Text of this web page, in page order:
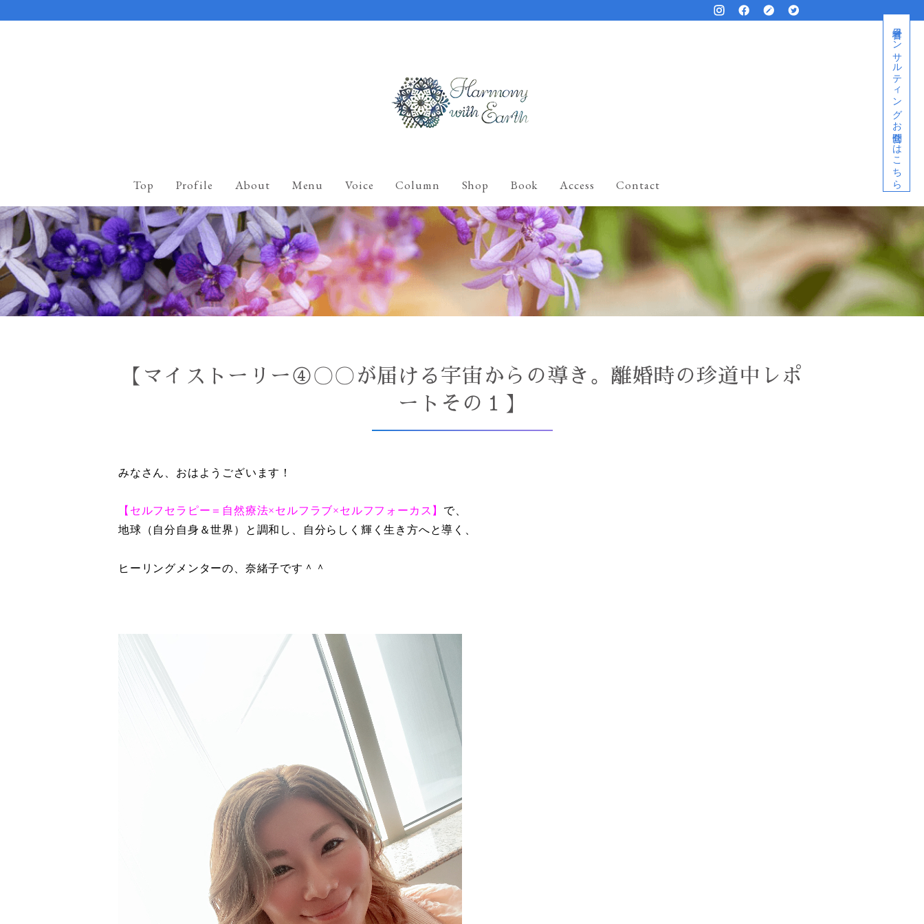
経営者コンサルティングお問合せはこちら
Top Profile About Menu Voice Column Shop Book Access Contact
【マイストーリー④〇〇が届ける宇宙からの導き。離婚時の珍道中レポ
ートその１】
みなさん、おはようございます！
【セルフセラピー＝自然療法×セルフラブ×セルフフォーカス】 で、
地球（自分自身＆世界）と調和し、自分らしく輝く生き方へと導く、
ヒーリングメンターの、奈緒子です＾＾